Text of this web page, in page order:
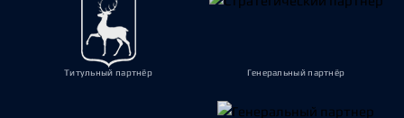
Титульный партнёр Генеральный партнёр